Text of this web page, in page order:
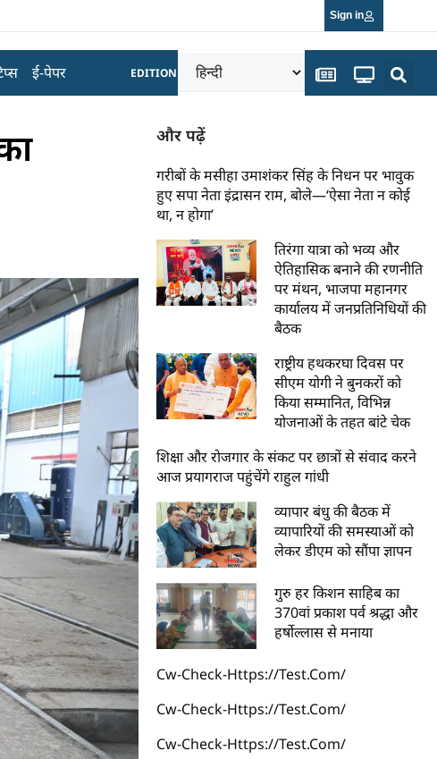
Sign in
ई-पेपर EDITION
और पढ़ें
गरीबों के मसीहा उमाशंकर सिंह के निधन पर भावुक
हुए सपा नेता इंद्रासन राम, बोले—‘ऐसा नेता न कोई
था, न होगा’
तिरंगा यात्रा को भव्य और
ऐतिहासिक बनाने की रणनीति
पर मंथन, भाजपा महानगर
कार्यालय में जनप्रतिनिधियों की
बैठक
राष्ट्रीय हथकरघा दिवस पर
सीएम योगी ने बुनकरों को
किया सम्मानित, विभिन्न
योजनाओं के तहत बांटे चेक
शिक्षा और रोजगार के संकट पर छात्रों से संवाद करने
आज प्रयागराज पहुंचेंगे राहुल गांधी
व्यापार बंधु की बैठक में
व्यापारियों की समस्याओं को
लेकर डीएम को सौंपा ज्ञापन
गुरु हर किशन साहिब का
370वां प्रकाश पर्व श्रद्धा और
हर्षोल्लास से मनाया
Cw-Check-Https://test.com/
Cw-Check-Https://test.com/
Cw-Check-Https://test.com/